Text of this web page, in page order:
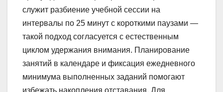
служит разбиение учебной сессии на
интервалы по 25 минут с короткими паузами —
такой подход согласуется с естественным
циклом удержания внимания. Планирование
занятий в календаре и фиксация ежедневного
минимума выполненных заданий помогают
избежать накопления отставания. Для